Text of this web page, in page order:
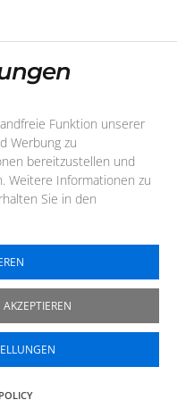
Funktion unserer
Werbung zu
bereitzustellen und
Weitere Informationen zu
Sie in den